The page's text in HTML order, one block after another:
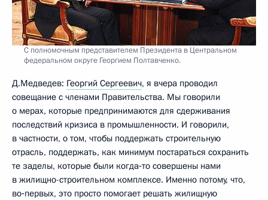
С полномочным представителем Президента в Центральном
федеральном округе Георгием Полтавченко.
Д.Медведев: Георгий Сергеевич, я вчера проводил
совещание с членами Правительства. Мы говорили
о мерах, которые предпринимаются для сдерживания
последствий кризиса в промышленности. И говорили,
в частности, о том, чтобы поддержать строительную
отрасль, поддержать, как минимум постараться сохранить
те заделы, которые были когда‑то совершены нами
в жилищно-строительном комплексе. Именно потому, что,
во‑первых, это просто помогает решать жилищную